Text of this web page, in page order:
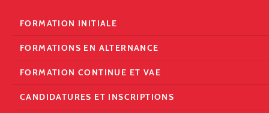
FORMATION INITIALE
FORMATIONS EN ALTERNANCE
FORMATION CONTINUE ET VAE
CANDIDATURES ET INSCRIPTIONS